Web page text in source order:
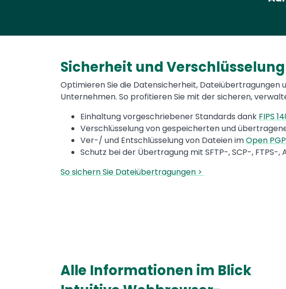
Sicherheit und Verschlüsselung
Text
Optimieren Sie die Datensicherheit, Dateiübertragungen
Unternehmen. So profitieren Sie mit der sicheren,
Einhaltung vorgeschriebener Standards dank FIPS
Verschlüsselung von gespeicherten und
Ver-/ und Entschlüsselung von Dateien imOpen PGP
Schutz bei der Übertragung mit SFTP-, SCP-, FTPS-,
So sichern Sie Dateiübertragungen >
Alle Informationen im Blick